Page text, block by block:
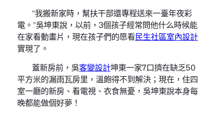
“我搬新家時，幫扶干部還專程送來一臺年夜彩
電。”吳坤東說，以前，3個孩子經常問他什么時候能
在家看動畫片，現在孩子們的愿看民生社區室內設計
實現了。
蓋新房前，吳客變設計坤東一家7口擠在缺乏50
平方米的漏雨瓦房里，溫飽得不到解決；現在，住四
室一廳的新房、看電視、衣食無憂，吳坤東說本身每
晚都能做個好夢！